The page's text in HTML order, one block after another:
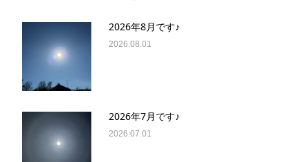
2026年8月です♪
2026.08.01
2026年7月です♪
2026.07.01